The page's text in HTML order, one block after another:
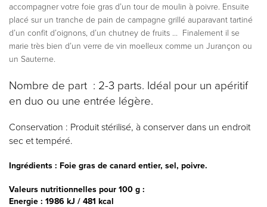
accompagner votre foie gras d’un tour de moulin à poivre. Ensuite
placé sur un tranche de pain de campagne grillé auparavant tartiné
d’un confit d’oignons, d’un chutney de fruits … Finalement il se
marie très bien d’un verre de vin moelleux comme un Jurançon ou
un Sauterne.
Nombre de part : 2-3 parts. Idéal pour un apéritif
en duo ou une entrée légère.
Conservation : Produit stérilisé, à conserver dans un endroit
sec et tempéré.
Ingrédients : Foie gras de canard entier, sel, poivre.
Valeurs nutritionnelles pour 100 g :
Energie : 1986 kJ / 481 kcal